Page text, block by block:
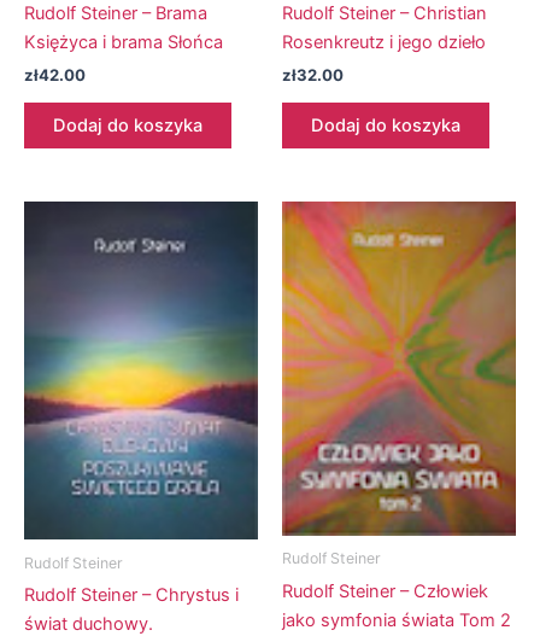
Rudolf Steiner – Brama
Księżyca i brama Słońca
zł42.00
Dodaj do koszyka
Rudolf Steiner – Christian
Rosenkreutz i jego dzieło
zł32.00
Dodaj do koszyka
Rudolf Steiner
Rudolf Steiner – Chrystus i
świat duchowy.
Rudolf Steiner
Rudolf Steiner – Człowiek
jako symfonia świata Tom 2